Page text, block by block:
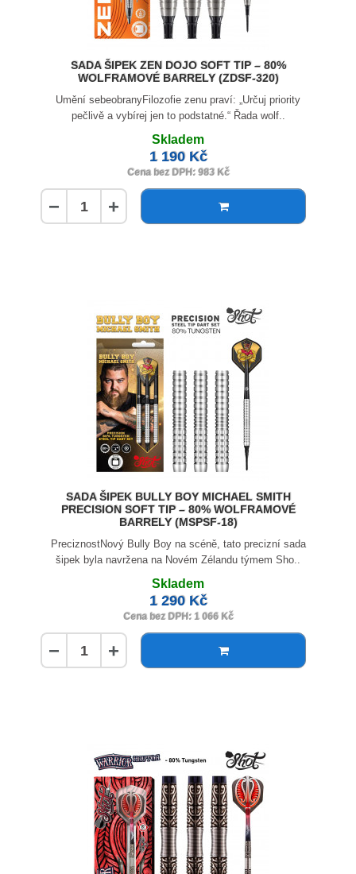
SADA ŠIPEK ZEN DOJO SOFT TIP – 80%
WOLFRAMOVÉ BARRELY (ZDSF-320)
Umění sebeobranyFilozofie zenu praví: „Určuj priority
pečlivě a vybírej jen to podstatné.“ Řada wolf..
Skladem
1 190 Kč
Cena bez DPH: 983 Kč
− +
SADA ŠIPEK BULLY BOY MICHAEL SMITH
PRECISION SOFT TIP – 80% WOLFRAMOVÉ
BARRELY (MSPSF-18)
PreciznostNový Bully Boy na scéně, tato precizní sada
šipek byla navržena na Novém Zélandu týmem Sho..
Skladem
1 290 Kč
Cena bez DPH: 1 066 Kč
− +